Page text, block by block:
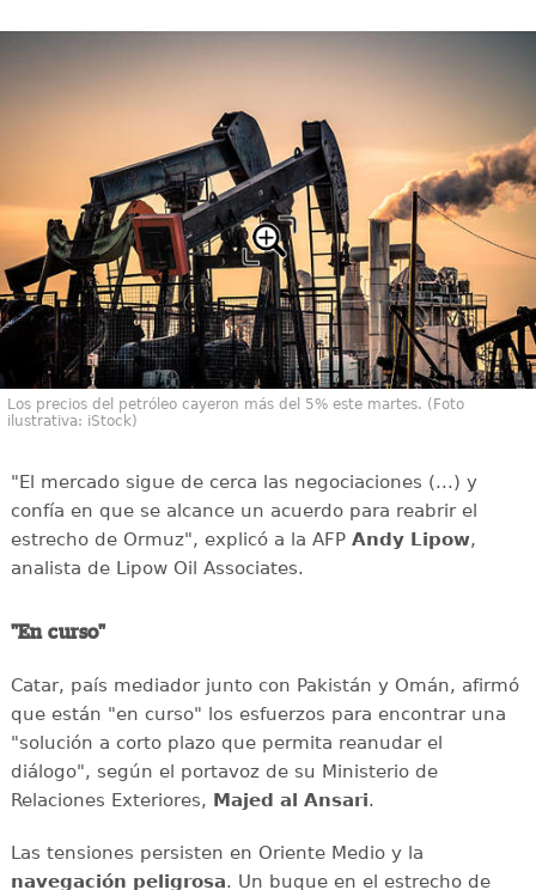
Los precios del petróleo cayeron más del 5% este martes. (Foto
ilustrativa: iStock)
"El mercado sigue de cerca las negociaciones (...) y
confía en que se alcance un acuerdo para reabrir el
estrecho de Ormuz", explicó a la AFP Andy Lipow,
analista de Lipow Oil Associates.
"En curso"
Catar, país mediador junto con Pakistán y Omán, afirmó
que están "en curso" los esfuerzos para encontrar una
"solución a corto plazo que permita reanudar el
diálogo", según el portavoz de su Ministerio de
Relaciones Exteriores, Majed al Ansari.
Las tensiones persisten en Oriente Medio y la
navegación peligrosa. Un buque en el estrecho de